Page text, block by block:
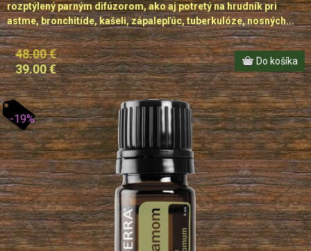
rozptýlený parným difúzorom, ako aj potretý na hrudník pri
astme, bronchitíde, kašeli, zápalepľúc, tuberkulóze, nosných...
48.00 €
39.00 €
-19%